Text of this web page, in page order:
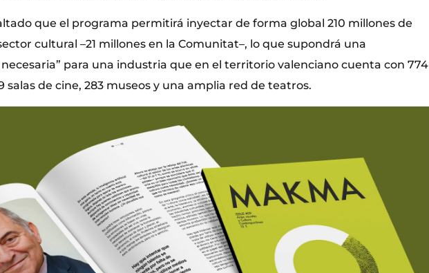
que el programa permitirá inyectar de forma global 210 millones de
cultural –21 millones en la Comunitat–, lo que supondrá una
para una industria que en el territorio valenciano cuenta con 774
salas de cine, 283 museos y una amplia red de teatros.